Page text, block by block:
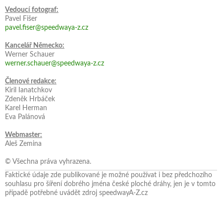
Vedoucí fotograf:
Pavel Fišer
pavel.fiser@speedwaya-z.cz
Kancelář Německo:
Werner Schauer
werner.schauer@speedwaya-z.cz
Členové redakce:
Kiril Ianatchkov
Zdeněk Hrbáček
Karel Herman
Eva Palánová
Webmaster:
Aleš Zemina
© Všechna práva vyhrazena.
Faktické údaje zde publikované je možné používat i bez předchozího
souhlasu pro šíření dobrého jména české ploché dráhy, jen je v tomto
případě potřebné uvádět zdroj speedwayA-Z.cz